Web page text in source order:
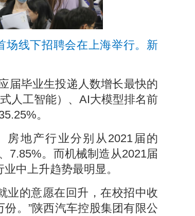
场线下招聘会在上海举行。新
届毕业生投递人数增长最快的
人工智能）、AI大模型排名前
。
房地产行业分别从2021届的
7.85%。而机械制造从2021届
中上升趋势最明显。
业的意愿在回升，在校招中收
。”陕西汽车控股集团有限公